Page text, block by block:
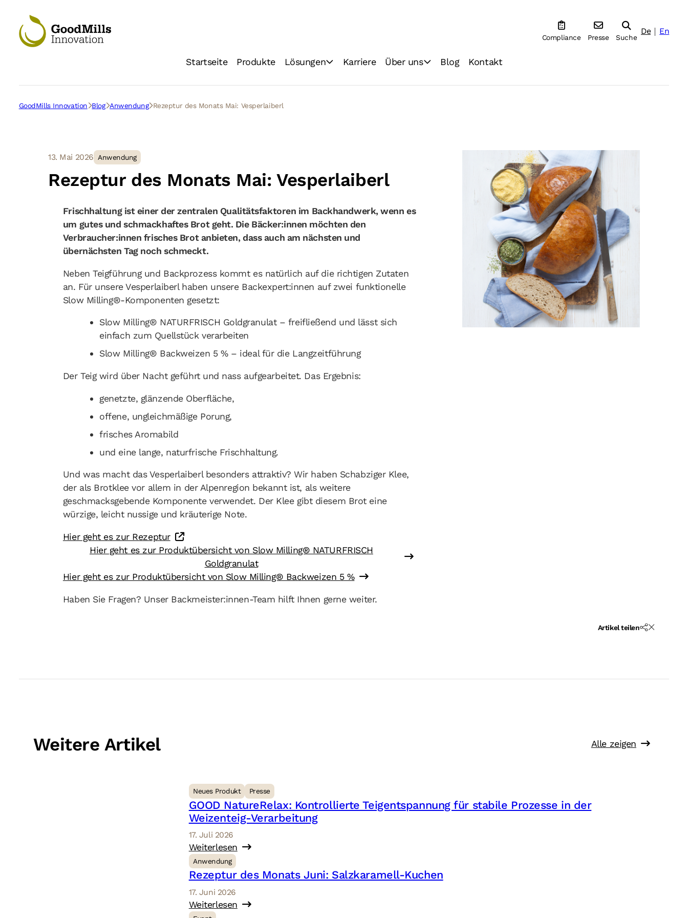
Compliance Presse Suche
De En
Startseite Produkte Lösungen
Backhandwerk
Karriere Über uns
Vision & Mission
Blog Kontakt
GoodMills Innovation Blog Anwendung Rezeptur des Monats Mai: Vesperlaiberl
13. Mai 2026 Anwendung
Rezeptur des Monats Mai: Vesperlaiberl
Frischhaltung ist einer der zentralen Qualitätsfaktoren im Backhandwerk, wenn es
um gutes und schmackhaftes Brot geht. Die Bäcker:innen möchten den
Verbraucher:innen frisches Brot anbieten, dass auch am nächsten und
übernächsten Tag noch schmeckt.
Neben Teigführung und Backprozess kommt es natürlich auf die richtigen Zutaten
an. Für unsere Vesperlaiberl haben unsere Backexpert:innen auf zwei funktionelle
Slow Milling®-Komponenten gesetzt:
Slow Milling® NATURFRISCH Goldgranulat – freifließend und lässt sich
einfach zum Quellstück verarbeiten
Slow Milling® Backweizen 5 % – ideal für die Langzeitführung
Der Teig wird über Nacht geführt und nass aufgearbeitet. Das Ergebnis:
genetzte, glänzende Oberfläche,
offene, ungleichmäßige Porung,
frisches Aromabild
und eine lange, naturfrische Frischhaltung.
Und was macht das Vesperlaiberl besonders attraktiv? Wir haben Schabziger Klee,
der als Brotklee vor allem in der Alpenregion bekannt ist, als weitere
geschmacksgebende Komponente verwendet. Der Klee gibt diesem Brot eine
würzige, leicht nussige und kräuterige Note.
Hier geht es zur Rezeptur
Hier geht es zur Produktübersicht von Slow Milling® NATURFRISCH
Goldgranulat
Hier geht es zur Produktübersicht von Slow Milling® Backweizen 5 %
Haben Sie Fragen? Unser Backmeister:innen-Team hilft Ihnen gerne weiter.
Artikel teilen
Teilen
Weitere Artikel Alle zeigen
Neues Produkt Presse
GOOD NatureRelax: Kontrollierte Teigentspannung für stabile Prozesse in der
Weizenteig-Verarbeitung
17. Juli 2026
Weiterlesen
Anwendung
Rezeptur des Monats Juni: Salzkaramell-Kuchen
17. Juni 2026
Weiterlesen